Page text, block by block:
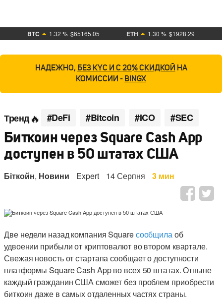
BTC 1.32 % $65165.05 ETH 1.30 % $1928.29
НАДЕЖНО, БЕЗ KYC И С 20% СКИДКОЙ НА
КОМИССИИ - BINGX
Тренд #DeFi #Bitcoin #ICO #SEC
Биткоин через Square Cash App
доступен в 50 штатах США
Біткойн, Новини Expert 14 Серпня 3 мин
Две недели назад компания Squareсообщилаоб
удвоении прибыли от криптовалют во втором квартале.
Свежая новость от стартапа сообщает о доступности
платформы Square Cash App во всех 50 штатах. Отныне
каждый гражданин США сможет без проблем приобрести
биткоин даже в самых отдаленных частях страны.